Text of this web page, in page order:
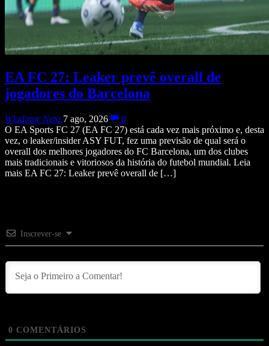
EA FC 27: Leaker prevê overall de
jogadores do Barcelona
Wladimir Neto 7 ago, 2026
0
O EA Sports FC 27 (EA FC 27) está cada vez mais próximo e, desta
vez, o leaker/insider ASY FUT, fez uma previsão de qual será o
overall dos melhores jogadores do FC Barcelona, um dos clubes
mais tradicionais e vitoriosos da história do futebol mundial. Leia
mais EA FC 27: Leaker prevê overall de […]
Inscrever-se
0 COMENTÁRIOS